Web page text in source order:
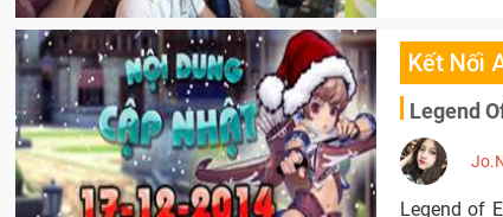
Kết Nối
Legend
Legend of